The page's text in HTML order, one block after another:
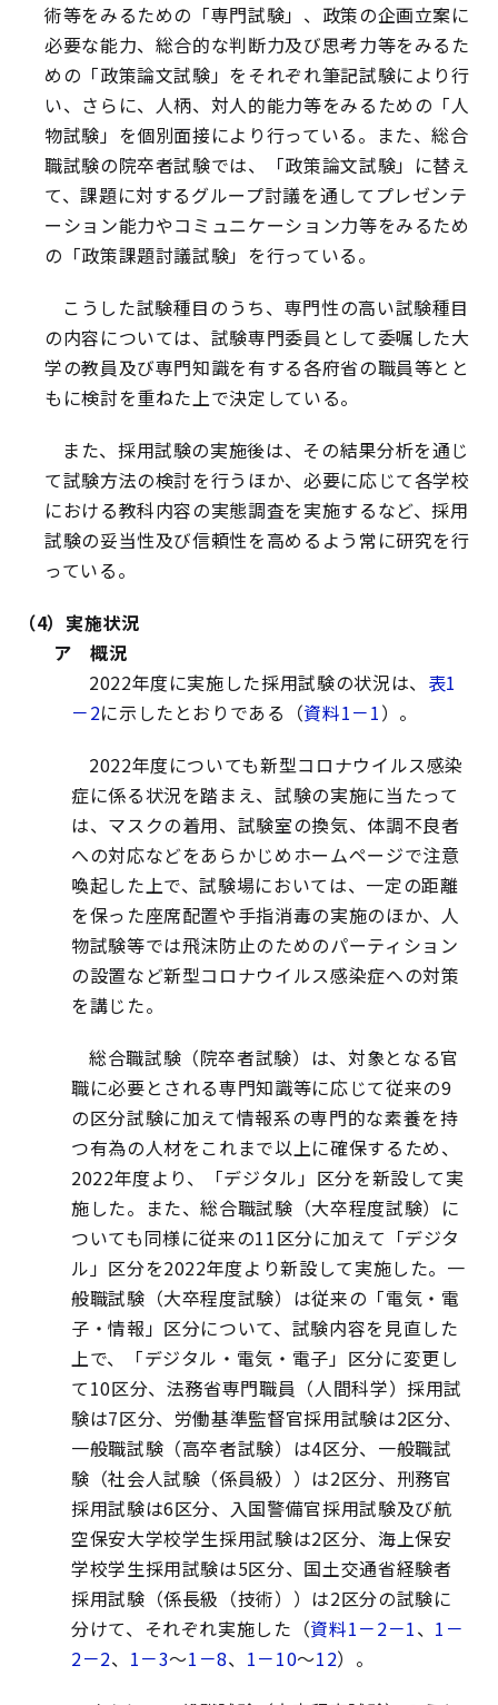
術等をみるための「専門試験」、政策の企画立案に
必要な能力、総合的な判断力及び思考力等をみるた
めの「政策論文試験」をそれぞれ筆記試験により行
い、さらに、人柄、対人的能力等をみるための「人
物試験」を個別面接により行っている。また、総合
職試験の院卒者試験では、「政策論文試験」に替え
て、課題に対するグループ討議を通してプレゼンテ
ーション能力やコミュニケーション力等をみるため
の「政策課題討議試験」を行っている。
こうした試験種目のうち、専門性の高い試験種目
の内容については、試験専門委員として委嘱した大
学の教員及び専門知識を有する各府省の職員等とと
もに検討を重ねた上で決定している。
また、採用試験の実施後は、その結果分析を通じ
て試験方法の検討を行うほか、必要に応じて各学校
における教科内容の実態調査を実施するなど、採用
試験の妥当性及び信頼性を高めるよう常に研究を行
っている。
（4）実施状況
ア 概況
2022年度に実施した採用試験の状況は、 表1
－2に示したとおりである（資料1－1）。
2022年度についても新型コロナウイルス感染
症に係る状況を踏まえ、試験の実施に当たって
は、マスクの着用、試験室の換気、体調不良者
への対応などをあらかじめホームページで注意
喚起した上で、試験場においては、一定の距離
を保った座席配置や手指消毒の実施のほか、人
物試験等では飛沫防止のためのパーティション
の設置など新型コロナウイルス感染症への対策
を講じた。
総合職試験（院卒者試験）は、対象となる官
職に必要とされる専門知識等に応じて従来の9
の区分試験に加えて情報系の専門的な素養を持
つ有為の人材をこれまで以上に確保するため、
2022年度より、「デジタル」区分を新設して実
施した。また、総合職試験（大卒程度試験）に
ついても同様に従来の11区分に加えて「デジタ
ル」区分を2022年度より新設して実施した。一
般職試験（大卒程度試験）は従来の「電気・電
子・情報」区分について、試験内容を見直した
上で、「デジタル・電気・電子」区分に変更し
て10区分、法務省専門職員（人間科学）採用試
験は7区分、労働基準監督官採用試験は2区分、
一般職試験（高卒者試験）は4区分、一般職試
験（社会人試験（係員級））は2区分、刑務官
採用試験は6区分、入国警備官採用試験及び航
空保安大学校学生採用試験は2区分、海上保安
学校学生採用試験は5区分、国土交通省経験者
採用試験（係長級（技術））は2区分の試験に
分けて、それぞれ実施した（資料1－2－1、 1－
2－2、 1－3～1－8、 1－10～12）。